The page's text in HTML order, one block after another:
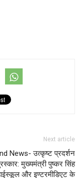
Next article
News- उत्कृष्ट प्रदर्शन
मुख्यमंत्री पुष्कर सिंह
और इण्टरमीडिएट के